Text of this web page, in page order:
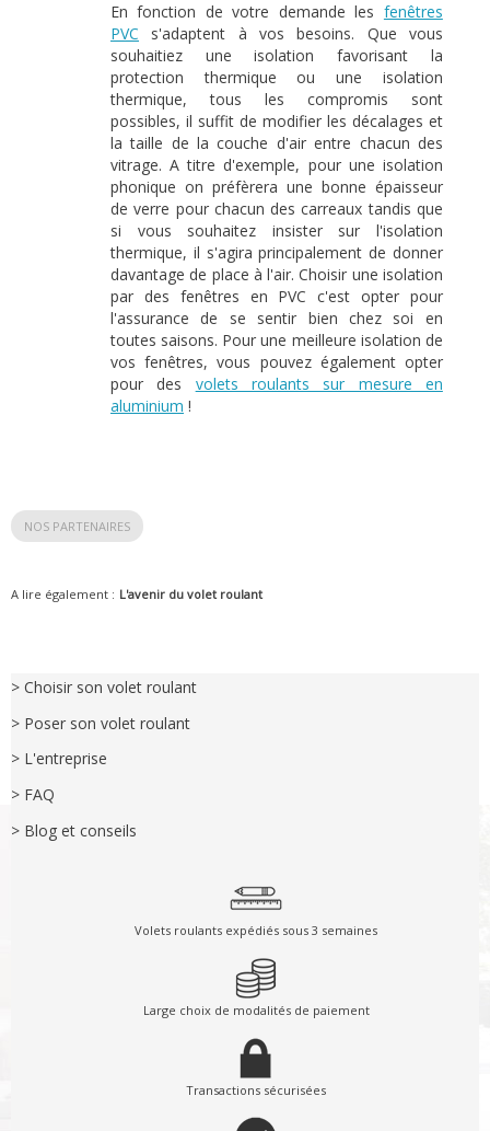
En fonction de votre demande les fenêtres
PVC s'adaptent à vos besoins. Que vous
souhaitiez une isolation favorisant la
protection thermique ou une isolation
thermique, tous les compromis sont
possibles, il suffit de modifier les décalages et
la taille de la couche d'air entre chacun des
vitrage. A titre d'exemple, pour une isolation
phonique on préfèrera une bonne épaisseur
de verre pour chacun des carreaux tandis que
si vous souhaitez insister sur l'isolation
thermique, il s'agira principalement de donner
davantage de place à l'air. Choisir une isolation
par des fenêtres en PVC c'est opter pour
l'assurance de se sentir bien chez soi en
toutes saisons. Pour une meilleure isolation de
vos fenêtres, vous pouvez également opter
pour des volets roulants sur mesure en
aluminium !
NOS PARTENAIRES
A lire également : L'avenir du volet roulant
> Choisir son volet roulant
> Poser son volet roulant
> L'entreprise
> FAQ
> Blog et conseils
Volets roulants expédiés sous 3 semaines
Large choix de modalités de paiement
Transactions sécurisées